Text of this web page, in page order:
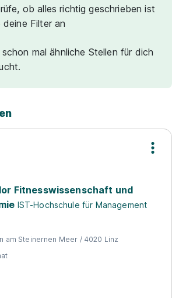
ob alles richtig geschrieben ist
deine Filter an
mal ähnliche Stellen für dich
Fitnesswissenschaft und
IST-Hochschule für Management
am Steinernen Meer / 4020 Linz